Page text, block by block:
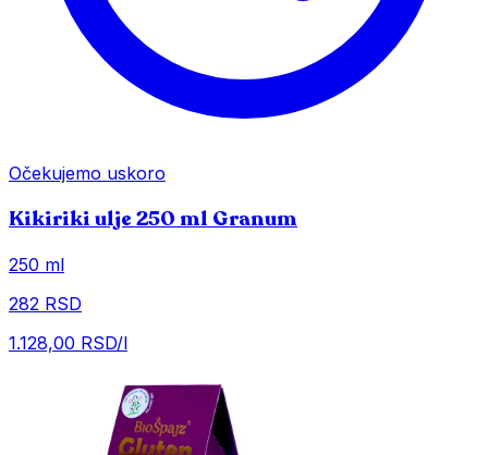
Očekujemo uskoro
Kikiriki ulje 250 ml Granum
250 ml
282 RSD
1.128,00 RSD/l